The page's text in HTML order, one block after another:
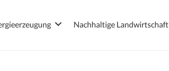
Nachhaltige Landwirtschaft